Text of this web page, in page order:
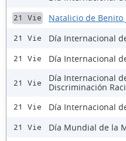
21 Vie Natalicio de Benito
21 Vie Día Internacional
21 Vie Día Internacional
21 Vie
Día Internacional
Discriminación
21 Vie Día Internacional
21 Vie Día Mundial de la